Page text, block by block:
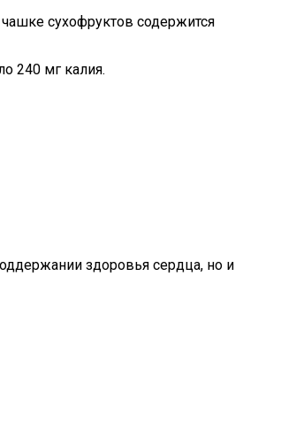
сухофруктов содержится
240 мг калия.
здоровья сердца, но и